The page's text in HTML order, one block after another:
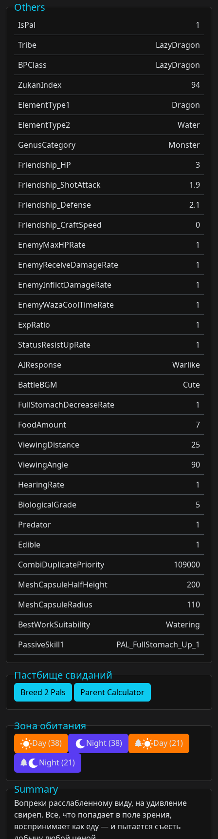
Others
IsPal
1
Tribe
LazyDragon
BPClass
LazyDragon
ZukanIndex
94
ElementType1
Dragon
ElementType2
Water
GenusCategory
Monster
Friendship_HP
3
Friendship_ShotAttack
1.9
Friendship_Defense
2.1
Friendship_CraftSpeed
0
EnemyMaxHPRate
1
EnemyReceiveDamageRate
1
EnemyInflictDamageRate
1
EnemyWazaCoolTimeRate
1
ExpRatio
1
StatusResistUpRate
1
AIResponse
Warlike
BattleBGM
Cute
FullStomachDecreaseRate
1
FoodAmount
7
ViewingDistance
25
ViewingAngle
90
HearingRate
1
BiologicalGrade
5
Predator
1
Edible
1
CombiDuplicatePriority
109000
MeshCapsuleHalfHeight
200
MeshCapsuleRadius
110
BestWorkSuitability
Watering
PassiveSkill1
PAL_FullStomach_Up_1
Пастбище свиданий
Breed 2 Pals Parent Calculator
Зона обитания
Day(38) Night(38) Day(21)
Night(21)
Summary
Вопреки расслабленному виду, на удивление
свиреп. Всё, что попадает в поле зрения,
воспринимает как еду — и пытается съесть